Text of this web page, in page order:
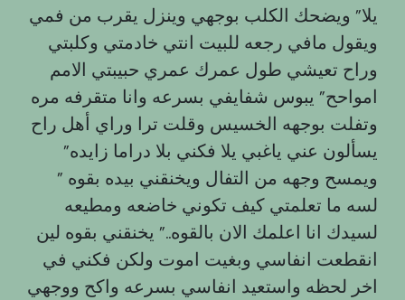
يلا” ويضحك الكلب بوجهي وينزل يقرب من فمي
ويقول مافي رجعه للبيت انتي خادمتي وكلبتي
وراح تعيشي طول عمرك عمري حبيبتي الامم
امواحح” يبوس شفايفي بسرعه وانا متقرفه مره
وتفلت بوجهه الخسيس وقلت ترا وراي أهل راح
يسألون عني ياغبي يلا فكني بلا دراما زايده”
ويمسح وجهه من التفال ويخنقني بيده بقوه ”
لسه ما تعلمتي كيف تكوني خاضعه ومطيعه
لسيدك انا اعلمك الان بالقوه..” يخنقني بقوه لين
انقطعت انفاسي وبغيت اموت ولكن فكني في
اخر لحظه واستعيد انفاسي بسرعه واكح ووجهي